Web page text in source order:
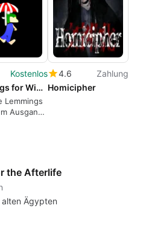
Kostenlos
Lemmings for Windows 10
Lemmings
Ausgang
4.6
Zahlung
Homicipher
the Afterlife
Ägypten